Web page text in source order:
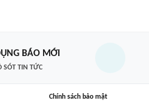
BÁO MỚI
SÓT TIN TỨC
Chính sách bảo mật